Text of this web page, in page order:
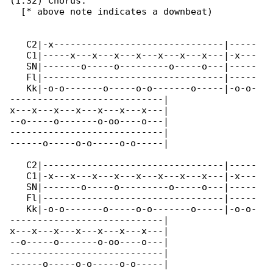
  [* above note indicates a downbeat)
   C2|-x-------------------------------|-----
   C1|-----x---x---x---x---x---x---x---|-x---
   SN|-------o-----o---------o-----o---|-----
   Fl|---------------------------------|-----
   Kk|-o-o-------o-----o-o-------o-----|-o-o-
----------------------------|
x---x---x---x---x---x---x---|
--o-----o-------o-oo----o---|
----------------------------|
------o-----o-o-----o-o-----|
   C2|---------------------------------|-----
   C1|-x---x---x---x---x---x---x---x---|-x---
   SN|-------o-----o---------o-----o---|-----
   Fl|---------------------------------|-----
   Kk|-o-o-------o-----o-o-------o-----|-o-o-
----------------------------|
x---x---x---x---x---x---x---|
--o-----o-------o-oo----o---|
----------------------------|
------o-----o-o-----o-o-----|